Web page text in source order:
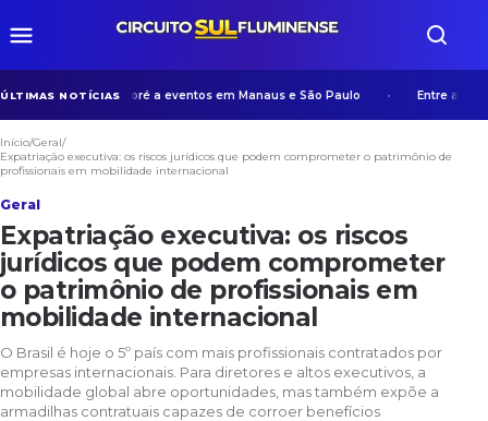
ÚLTIMAS NOTÍCIAS
de Manicoré a eventos em Manaus e São Paulo Entre
Início/Geral/
Expatriação executiva: os riscos jurídicos que podem comprometer o patrimônio de
profissionais em mobilidade internacional
Geral
Expatriação executiva: os riscos
jurídicos que podem comprometer
o patrimônio de profissionais em
mobilidade internacional
O Brasil é hoje o 5º país com mais profissionais contratados por
empresas internacionais. Para diretores e altos executivos, a
mobilidade global abre oportunidades, mas também expõe a
armadilhas contratuais capazes de corroer benefícios